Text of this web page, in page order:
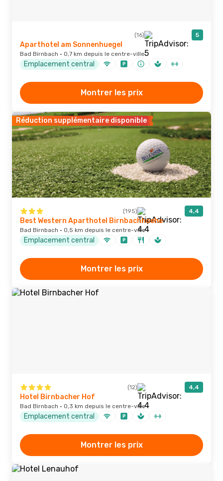
(16) 5
Aparthotel am Sonnenhuegel
Bad Birnbach · 0,7 km depuis le centre-ville
Emplacement central
Montrer les prix
Réduction supplémentaire disponible
(195) 4,4
Best Western Aparthotel Birnbachhoehe
Bad Birnbach · 0,5 km depuis le centre-ville
Emplacement central
Montrer les prix
(12) 4,4
Hotel Birnbacher Hof
Bad Birnbach · 0,3 km depuis le centre-ville
Emplacement central
Montrer les prix